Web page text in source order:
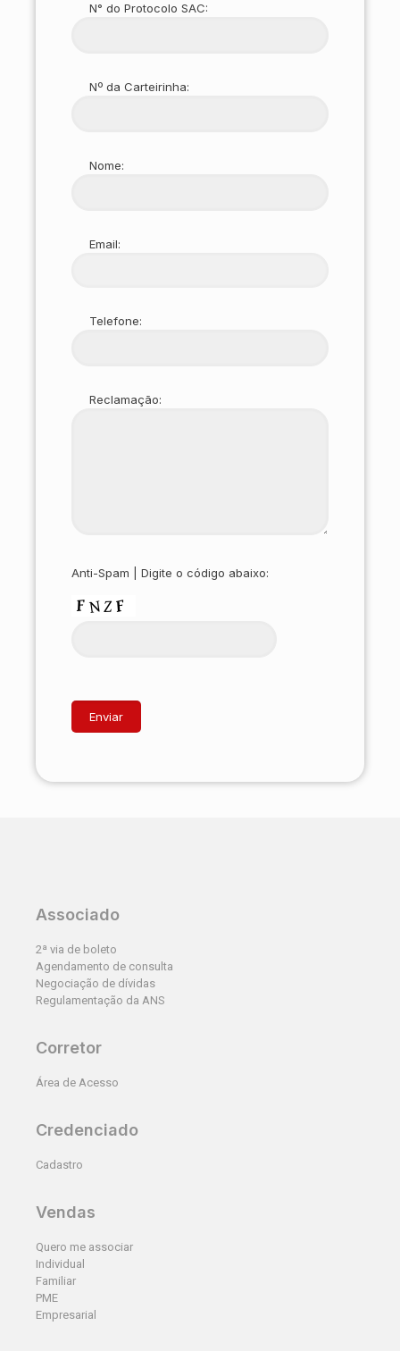
N° do Protocolo SAC:
Nº da Carteirinha:
Nome:
Email:
Telefone:
Reclamação:
Anti-Spam | Digite o código abaixo:
Associado
2ª via de boleto
Agendamento de consulta
Negociação de dívidas
Regulamentação da ANS
Corretor
Área de Acesso
Credenciado
Cadastro
Vendas
Quero me associar
Individual
Familiar
PME
Empresarial